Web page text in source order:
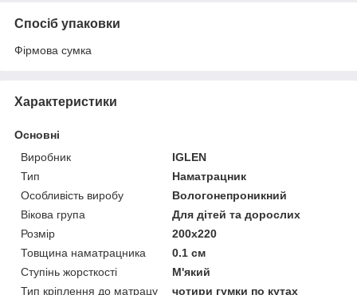
Спосіб упаковки
Фірмова сумка
Характеристики
Основні
Виробник
IGLEN
Тип
Наматрацник
Особливість виробу
Вологонепроникний
Вікова група
Для дітей та дорослих
Розмір
200х220
Товщина наматрацника
0.1 см
Ступінь жорсткості
М'який
Тип кріплення до матрацу
чотири гумки по кутах